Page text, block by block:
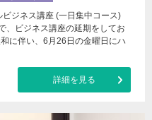
ジネス講座 (一日集中コース)
、ビジネス講座の延期をしてお
に伴い、6月26日の金曜日にハ
詳細を見る